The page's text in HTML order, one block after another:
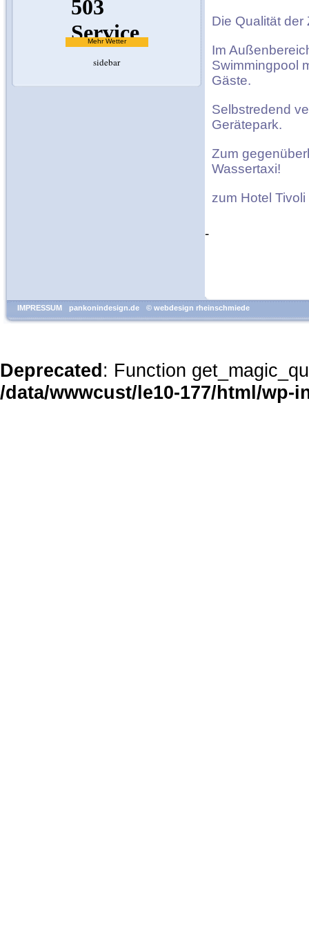
Mehr Wetter
sidebar
Die Qualität der
Im
Swimmingpool
Gäste.
Selbstredend
Gerätepark.
Zum
Wassertaxi!
zum Hotel
-
IMPRESSUM pankonindesign.de © webdesign rheinschmiede
Deprecated: Function
/data/wwwcust/le10-177/html/